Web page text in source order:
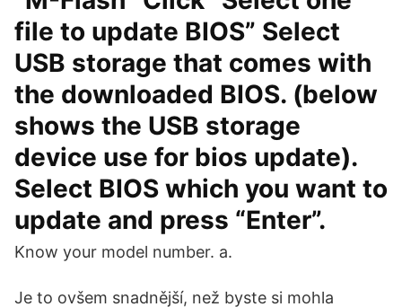
file to update BIOS” Select
USB storage that comes with
the downloaded BIOS. (below
shows the USB storage
device use for bios update).
Select BIOS which you want to
update and press “Enter”.
Know your model number. a.
Je to ovšem snadnější, než byste si mohla